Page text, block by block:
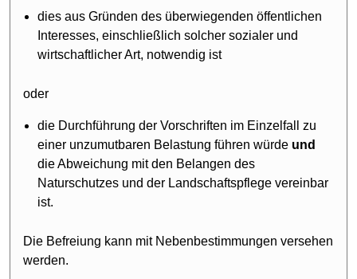
dies aus Gründen des überwiegenden öffentlichen
Interesses, einschließlich solcher sozialer und
wirtschaftlicher Art, notwendig ist
oder
die Durchführung der Vorschriften im Einzelfall zu
einer unzumutbaren Belastung führen würde und
die Abweichung mit den Belangen des
Naturschutzes und der Landschaftspflege vereinbar
ist.
Die Befreiung kann mit Nebenbestimmungen versehen
werden.